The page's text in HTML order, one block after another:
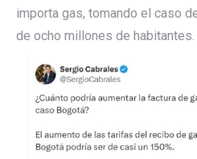
importa gas, tomando el caso
de ocho millones de habitantes.